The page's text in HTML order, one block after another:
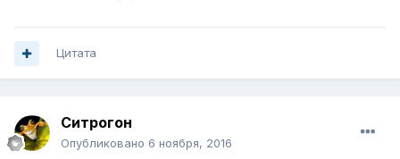
Цитата
Ситрогон
Опубликовано 6 ноября, 2016